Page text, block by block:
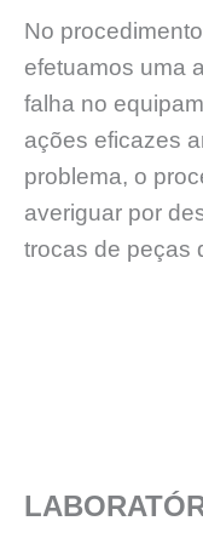
No
efetuamos uma
falha no
ações eficazes
problema, o
averiguar por
trocas de peças